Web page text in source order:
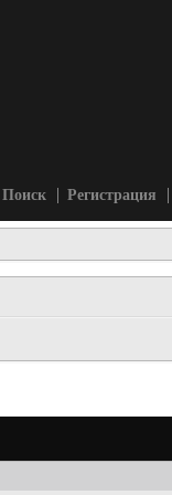
Поиск Регистрация